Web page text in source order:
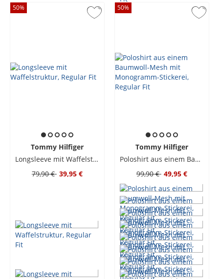
50%
Tommy Hilfiger
Longsleeve mit Waffelstruktur, Regular Fit
79,90 € 39,95 €
50%
Tommy Hilfiger
Poloshirt aus einem Baumwoll-Mesh mit Monogramm-Stickerei, Regular Fit
99,90 € 49,95 €